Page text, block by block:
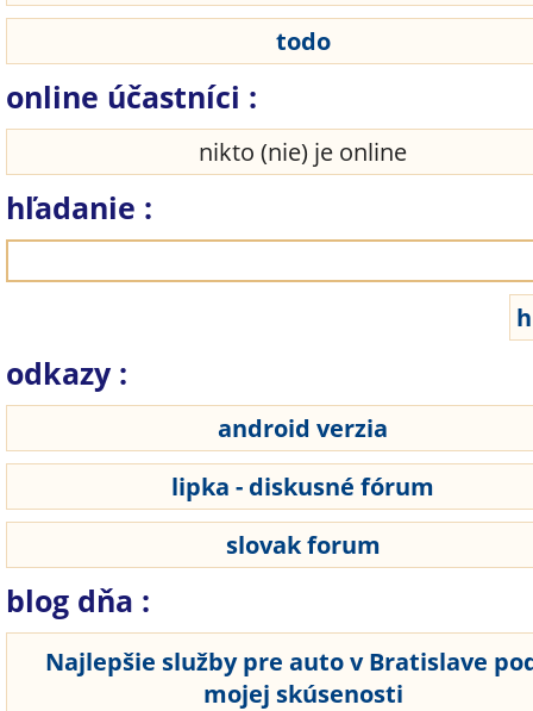
todo
online účastníci :
nikto (nie) je online
hľadanie :
odkazy :
android verzia
lipka - diskusné fórum
slovak forum
blog dňa :
Najlepšie služby pre auto v Bratislave
mojej skúsenosti